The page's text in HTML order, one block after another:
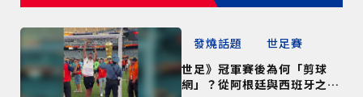
發燒話題
世足賽
世足》冠軍賽後為何「剪球
網」？從阿根廷與西班牙之